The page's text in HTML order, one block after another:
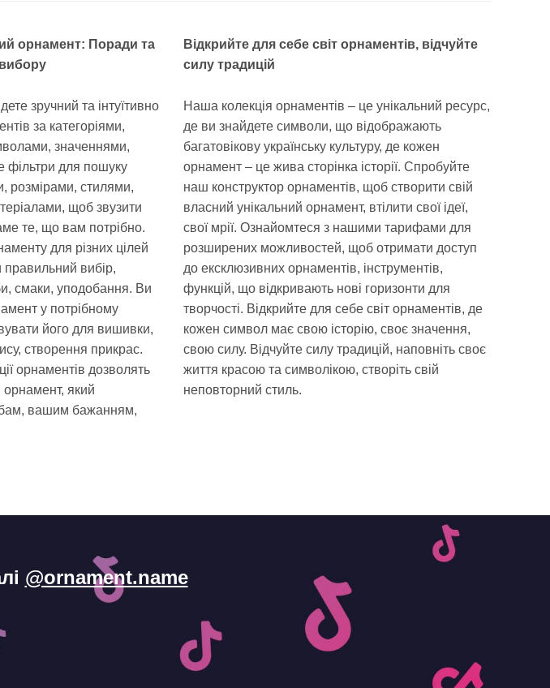
орнамент: Поради та
зручний та інтуїтивно
за категоріями,
значеннями,
фільтри для пошуку
розмірами, стилями,
щоб звузити
те, що вам потрібно.
для різних цілей
вибір,
смаки, уподобання. Ви
у потрібному
його для вишивки,
створення прикрас.
орнаментів дозволять
орнамент, який
вашим бажанням,
Відкрийте для себе світ орнаментів, відчуйте
силу традицій
Наша колекція орнаментів – це унікальний ресурс,
де ви знайдете символи, що відображають
багатовікову українську культуру, де кожен
орнамент – це жива сторінка історії. Спробуйте
наш конструктор орнаментів, щоб створити свій
власний унікальний орнамент, втілити свої ідеї,
свої мрії. Ознайомтеся з нашими тарифами для
розширених можливостей, щоб отримати доступ
до ексклюзивних орнаментів, інструментів,
функцій, що відкривають нові горизонти для
творчості. Відкрийте для себе світ орнаментів, де
кожен символ має свою історію, своє значення,
свою силу. Відчуйте силу традицій, наповніть своє
життя красою та символікою, створіть свій
неповторний стиль.
@ornament.name